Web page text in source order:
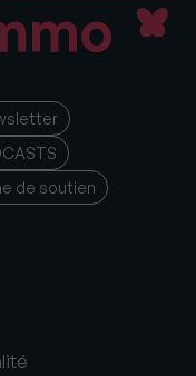
de soutien